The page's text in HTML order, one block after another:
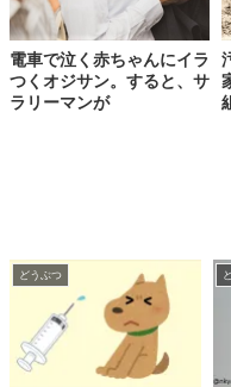
電車で泣く赤ちゃんにイラ
つくオジサン。すると、サ
ラリーマンが
どうぶつ